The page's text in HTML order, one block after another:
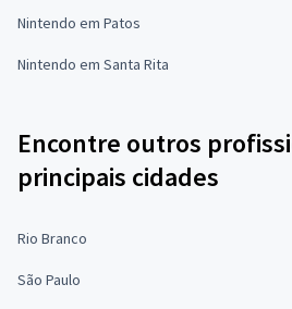
Nintendo em Patos
Nintendo em Santa Rita
Encontre outros
principais cidades
Rio Branco
São Paulo